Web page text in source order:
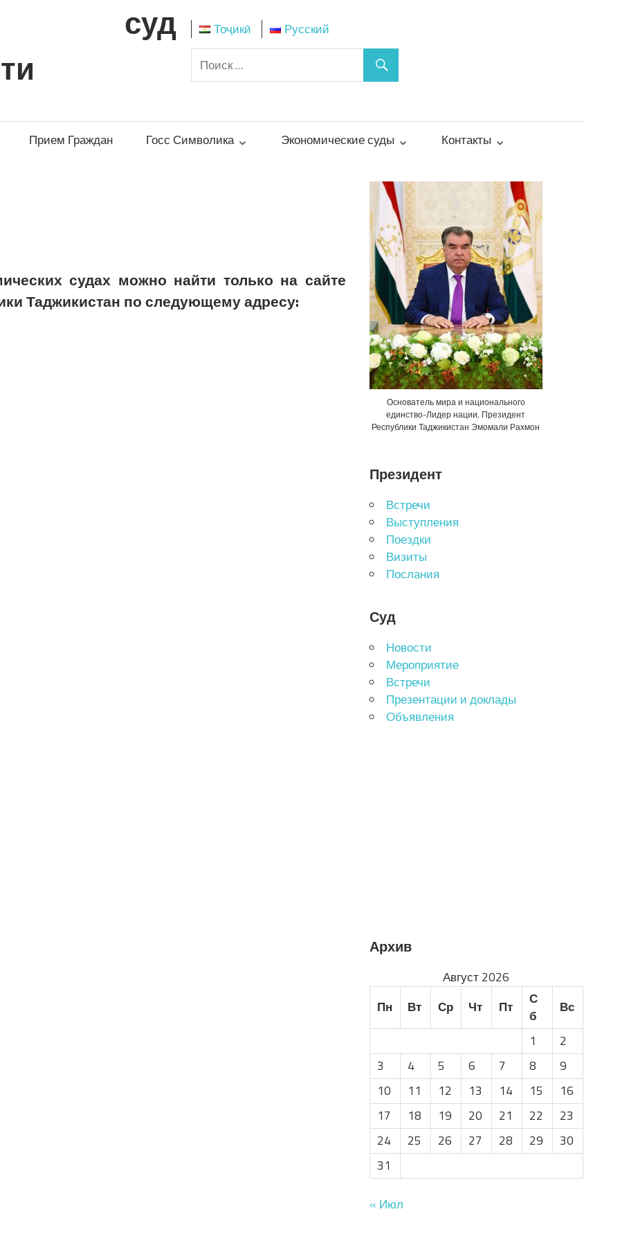
суд
Тоҷикӣ Русский
Прием Граждан Госс Символика Экономические суды Контакты
судах можно найти только на сайте
Таджикистан по следующему адресу:
Основатель мира и национального
единство-Лидер нации, Президент
Республики Таджикистан Эмомали Рахмон
Президент
Встречи
Выступления
Поездки
Визиты
Послания
Суд
Новости
Мероприятие
Встречи
Презентации и доклады
Объявления
Архив
Август 2026
Пн
Вт Ср Чт Пт
С
б
Вс
1
2
3
4 5 6 7 8
9
10
11 12 13 14 15
16
17
18 19 20 21 22
23
24
25 26 27 28 29
30
31
« Июл